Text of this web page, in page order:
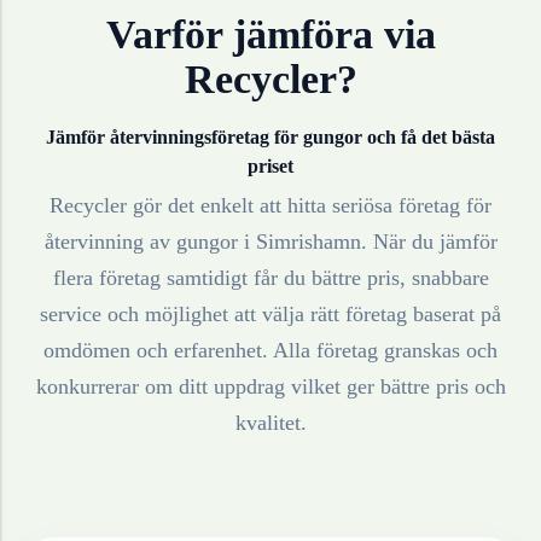
Varför jämföra via
Recycler?
Jämför återvinningsföretag för gungor och få det bästa
priset
Recycler gör det enkelt att hitta seriösa företag för
återvinning av gungori Simrishamn. När du jämför
flera företag samtidigt får du bättre pris, snabbare
service och möjlighet att välja rätt företag baserat på
omdömen och erfarenhet. Alla företag granskas och
konkurrerar om ditt uppdrag vilket ger bättre pris och
kvalitet.